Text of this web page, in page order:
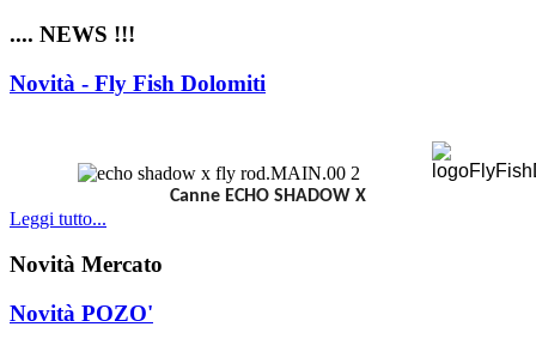
.... NEWS !!!
Novità - Fly Fish Dolomiti
Canne ECHO SHADOW X
Leggi tutto...
Novità Mercato
Novità POZO'